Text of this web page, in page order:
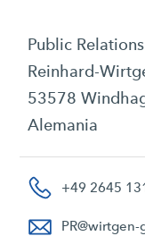
Public Relations
Reinhard-
53578
Alemania
+49 2645
PR@wirtgen-